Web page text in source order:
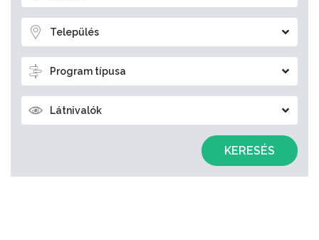
Település
Program típusa
Látnivalók
KERESÉS